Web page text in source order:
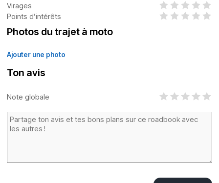
Virages
Points d’intérêts
Photos du trajet à moto
Ajouter une photo
Ton avis
Note globale